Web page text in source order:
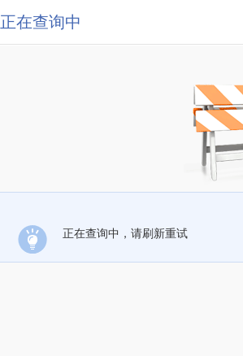
正在查询中
正在查询中，请刷新重试